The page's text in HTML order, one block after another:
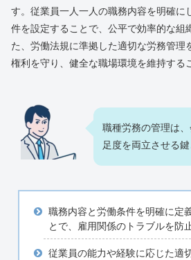
す。従業員一人一人の職務内容を明確に
件を設定することで、公平で効率的な組
た、労働法規に準拠した適切な労務管理
権利を守り、健全な職場環境を維持する
職種労務の管理は
足度を両立させる
職務内容と労働条件を明確に定
とで、雇用関係のトラブルを防
従業員の能力や経験に応じた適